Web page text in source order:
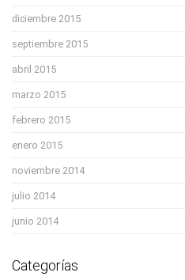
diciembre 2015
septiembre 2015
abril 2015
marzo 2015
febrero 2015
enero 2015
noviembre 2014
julio 2014
junio 2014
Categorías